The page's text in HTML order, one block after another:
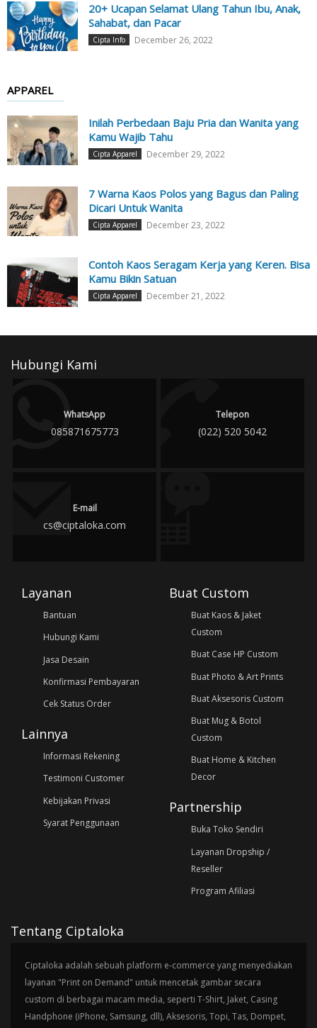
20+ Ucapan Selamat Ulang Tahun Ibu, Anak,
Sahabat, dan Pacar
Cipta Info December 26, 2022
APPAREL
Inilah Perbedaan Baju Pria dan Wanita yang
Kamu Wajib Tahu
Cipta Apparel December 29, 2022
7 Warna Kaos Polos yang Bagus dan Paling
Dicari Untuk Wanita
Cipta Apparel December 23, 2022
Contoh Kaos Seragam Kerja yang Keren. Bisa
Kamu Bikin Satuan
Cipta Apparel December 21, 2022
Hubungi Kami
WhatsApp
085871675773
Telepon
(022) 520 5042
E-mail
cs@ciptaloka.com
Layanan
Bantuan
Hubungi Kami
Jasa Desain
Konfirmasi Pembayaran
Cek Status Order
Lainnya
Informasi Rekening
Testimoni Customer
Kebijakan Privasi
Syarat Penggunaan
Buat Custom
Buat Kaos & Jaket
Custom
Buat Case HP Custom
Buat Photo & Art Prints
Buat Aksesoris Custom
Buat Mug & Botol
Custom
Buat Home & Kitchen
Decor
Partnership
Buka Toko Sendiri
Layanan Dropship /
Reseller
Program Afiliasi
Tentang Ciptaloka
Ciptaloka adalah sebuah platform e-commerce yang menyediakan
layanan "Print on Demand" untuk mencetak gambar secara
custom di berbagai macam media, seperti T-Shirt, Jaket, Casing
Handphone (iPhone, Samsung, dll), Aksesoris, Topi, Tas, Dompet,